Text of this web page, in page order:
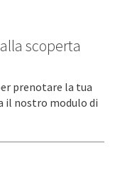
scoperta
prenotare la tua
il nostro modulo di